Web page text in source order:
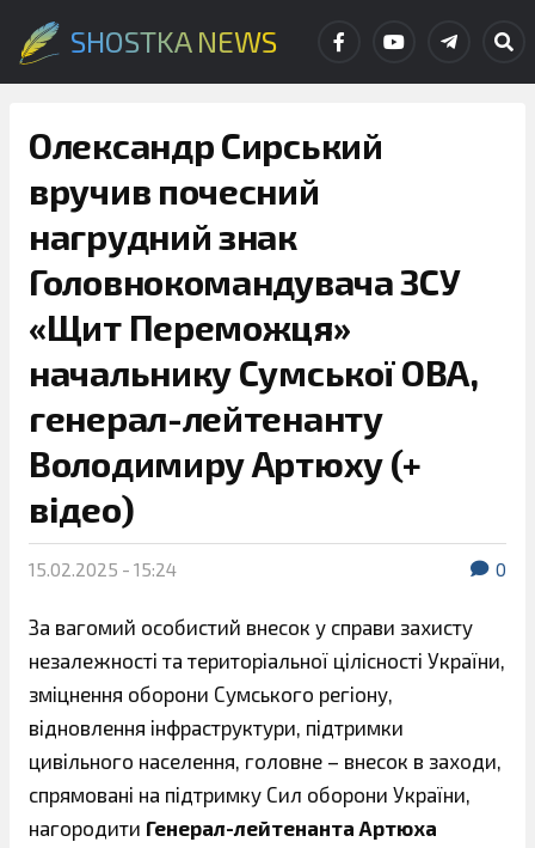
SHOSTKA NEWS
Олександр Сирський
вручив почесний
нагрудний знак
Головнокомандувача ЗСУ
«Щит Переможця»
начальнику Сумської ОВА,
генерал-лейтенанту
Володимиру Артюху (+
відео)
15.02.2025 - 15:24 0
За вагомий особистий внесок у справи захисту
незалежності та територіальної цілісності України,
зміцнення оборони Сумського регіону,
відновлення інфраструктури, підтримки
цивільного населення, головне – внесок в заходи,
спрямовані на підтримку Сил оборони України,
нагородити Генерал-лейтенанта Артюха